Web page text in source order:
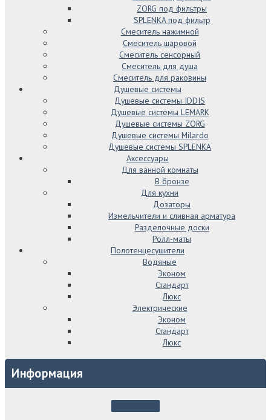
ZORG под фильтры
SPLENKA под фильтр
Смеситель нажимной
Смеситель шаровой
Смеситель сенсорный
Смеситель для душа
Смеситель для раковины
Душевые системы
Душевые системы IDDIS
Душевые системы LEMARK
Душевые системы ZORG
Душевые системы Milardo
Душевые системы SPLENKA
Аксессуары
Для ванной комнаты
В бронзе
Для кухни
Дозаторы
Измельчители и сливная арматура
Разделочные доски
Ролл-маты
Полотенцесушители
Водяные
Эконом
Стандарт
Люкс
Электрические
Эконом
Стандарт
Люкс
Информация